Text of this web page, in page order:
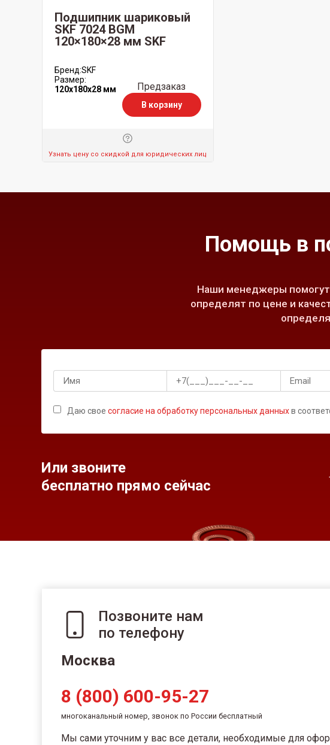
Подшипник шариковый
SKF 7024 BGM
120×180×28 мм SKF
Бренд:SKF
Размер:
120x180x28 мм
Предзаказ
В корзину
Узнать цену со скидкой для юридических лиц
Помощь в
Наши менеджеры
определят по цене и
Даю свое согласие на обработку персональных данныхв
Или звоните
бесплатно прямо сейчас
Позвоните нам
по телефону
Москва
8 (800) 600-95-27
многоканальный номер, звонок по России бесплатный
Мы сами уточним у вас все детали, необходимые для